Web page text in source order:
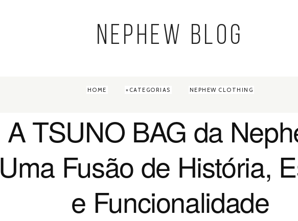
NEPHEW BLOG
HOME CATEGORIAS NEPHEW CLOTHING
A TSUNO BAG da
Uma Fusão de História,
e Funcionalidade